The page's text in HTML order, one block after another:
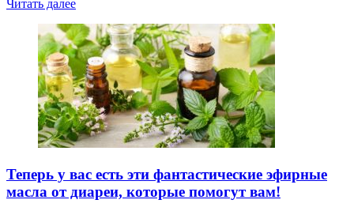
Читать далее
Теперь у вас есть эти фантастические эфирные
масла от диареи, которые помогут вам!